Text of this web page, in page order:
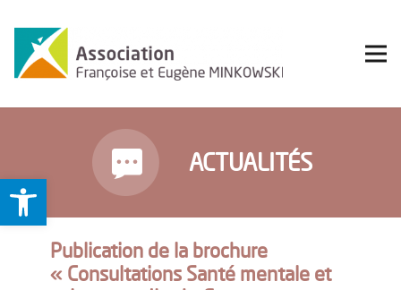
Ouvrir la barre d’outils
ACTUALITÉS
Publication de la brochure
« Consultations Santé mentale et